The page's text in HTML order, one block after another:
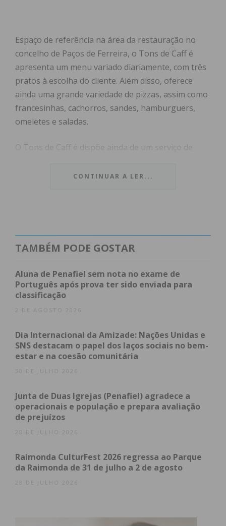
Espaço de referência na área da restauração no
concelho de Paços de Ferreira, o Tons de Caff é
apresenta um menu variado diariamente, com três
pratos à escolha do cliente. Além disso, oferece
ainda uma grande variedade de pizzas, assim como
francesinhas, cachorros, sandes, hamburguers,
omeletes e saladas.
O Tons de Caff é dispõe ainda de um serviço de
nove viaturas que fazem entregas em todo o
A celebrar um quarto de século de atividade, o Tons
de Caffé agradece a seus 28 colaboradores, assim
como aos seus fornecedores e clientes.
Imediato
atualizada.
CONTINUAR A LER...
TAMBÉM PODE GOSTAR
Aluna de Penafiel sem nota no exame de
Português após prova ter sido enviada para
classificação
2 DE AGOSTO 2026
Dia Internacional da Amizade: Nações Unidas e
SNS destacam o papel dos laços sociais no bem-
estar e na coesão comunitária
Junta de Duas Igrejas (Penafiel) agradece a
operacionais e população e prepara avaliação
de prejuízos
Raimonda CulturFest 2026 regressa ao Parque
da Raimonda de 31 de julho a 2 de agosto